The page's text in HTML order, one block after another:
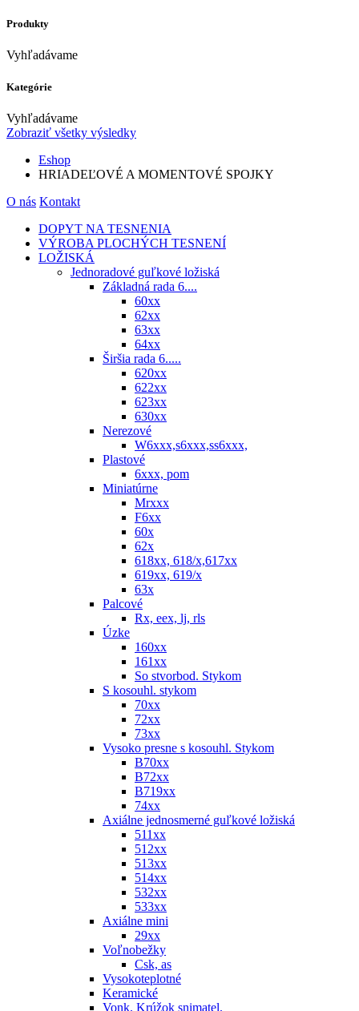
Produkty
Vyhľadávame
Kategórie
Vyhľadávame
Zobraziť všetky výsledky
Eshop
HRIADEĽOVÉ A MOMENTOVÉ SPOJKY
O nás Kontakt
DOPYT NA TESNENIA
VÝROBA PLOCHÝCH TESNENÍ
LOŽISKÁ
Jednoradové guľkové ložiská
Základná rada 6....
60xx
62xx
63xx
64xx
Širšia rada 6.....
620xx
622xx
623xx
630xx
Nerezové
W6xxx,s6xxx,ss6xxx,
Plastové
6xxx, pom
Miniatúrne
Mrxxx
F6xx
60x
62x
618xx, 618/x,617xx
619xx, 619/x
63x
Palcové
Rx, eex, lj, rls
Úzke
160xx
161xx
So stvorbod. Stykom
S kosouhl. stykom
70xx
72xx
73xx
Vysoko presne s kosouhl. Stykom
B70xx
B72xx
B719xx
74xx
Axiálne jednosmerné guľkové ložiská
511xx
512xx
513xx
514xx
532xx
533xx
Axiálne mini
29xx
Voľnobežky
Csk, as
Vysokoteplotné
Keramické
Vonk. Krúžok snimatel.